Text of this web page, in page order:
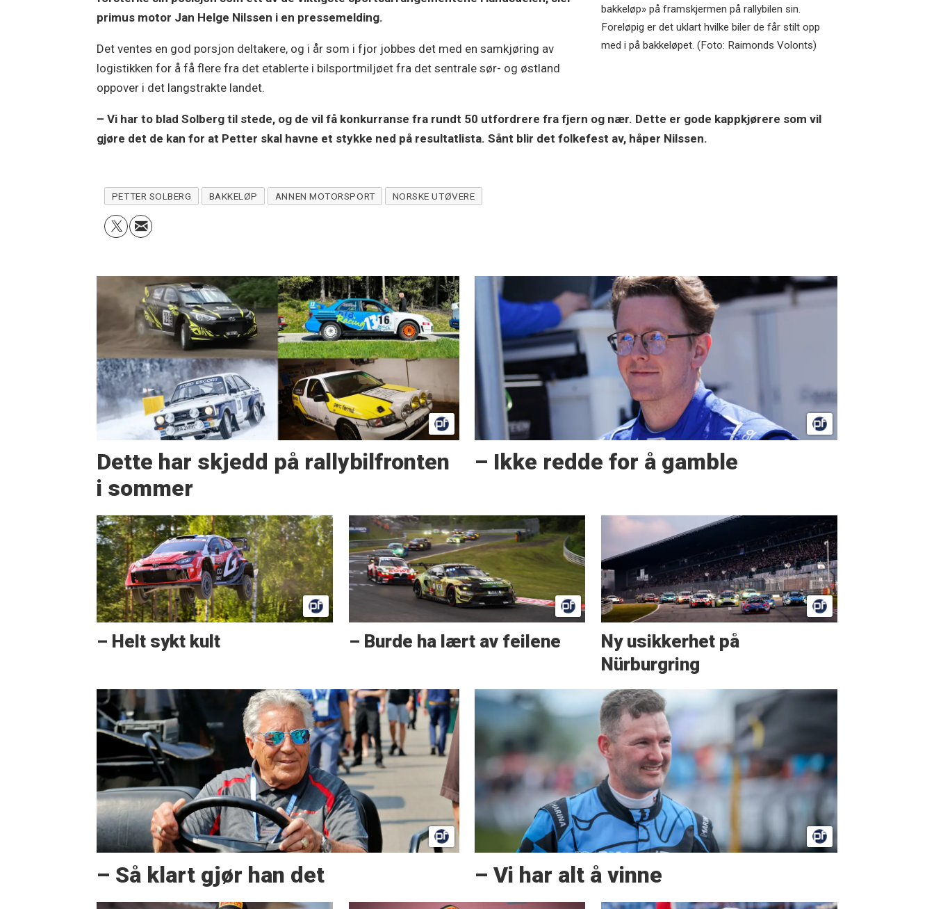
bakkeløp» på framskjermen på rallybilen sin.
Foreløpig er det uklart hvilke biler de får stilt opp
med i på bakkeløpet. (Foto: Raimonds Volonts)
primus motor Jan Helge Nilssen i en pressemelding.
Det ventes en god porsjon deltakere, og i år som i fjor jobbes det med en samkjøring av
logistikken for å få flere fra det etablerte i bilsportmiljøet fra det sentrale sør- og østland
oppover i det langstrakte landet.
– Vi har to blad Solberg til stede, og de vil få konkurranse fra rundt 50 utfordrere fra fjern og nær. Dette er gode kappkjørere som vil
gjøre det de kan for at Petter skal havne et stykke ned på resultatlista. Sånt blir det folkefest av, håper Nilssen.
PETTER SOLBERG BAKKELØP ANNEN MOTORSPORT NORSKE UTØVERE
Dette har skjedd på rallybilfronten
i sommer
– Ikke redde for å gamble
– Helt sykt kult – Burde ha lært av feilene
Ny usikkerhet på
Nürburgring
– Så klart gjør han det – Vi har alt å vinne